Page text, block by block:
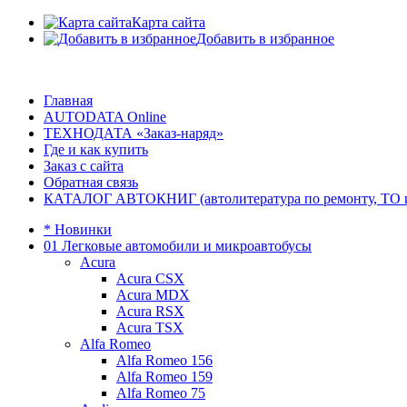
Карта сайта
Добавить в избранное
Главная
AUTODATA Online
ТЕХНОДАТА «Заказ-наряд»
Где и как купить
Заказ с сайта
Обратная связь
КАТАЛОГ АВТОКНИГ (автолитература по ремонту, ТО и
* Новинки
01 Легковые автомобили и микроавтобусы
Acura
Acura CSX
Acura MDX
Acura RSX
Acura TSX
Alfa Romeo
Alfa Romeo 156
Alfa Romeo 159
Alfa Romeo 75